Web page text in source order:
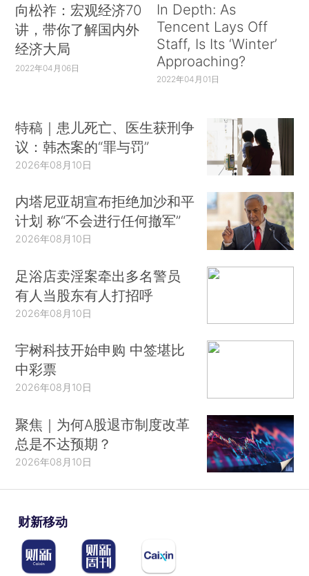
向松祚：宏观经济70
讲，带你了解国内外
经济大局
2022年04月06日
In Depth: As
Tencent Lays Off
Staff, Is Its ‘Winter’
Approaching?
2022年04月01日
特稿｜患儿死亡、医生获刑争
议：韩杰案的“罪与罚”
2026年08月10日
内塔尼亚胡宣布拒绝加沙和平
计划 称“不会进行任何撤军”
2026年08月10日
足浴店卖淫案牵出多名警员
有人当股东有人打招呼
2026年08月10日
宇树科技开始申购 中签堪比
中彩票
2026年08月10日
聚焦｜为何A股退市制度改革
总是不达预期？
2026年08月10日
财新移动